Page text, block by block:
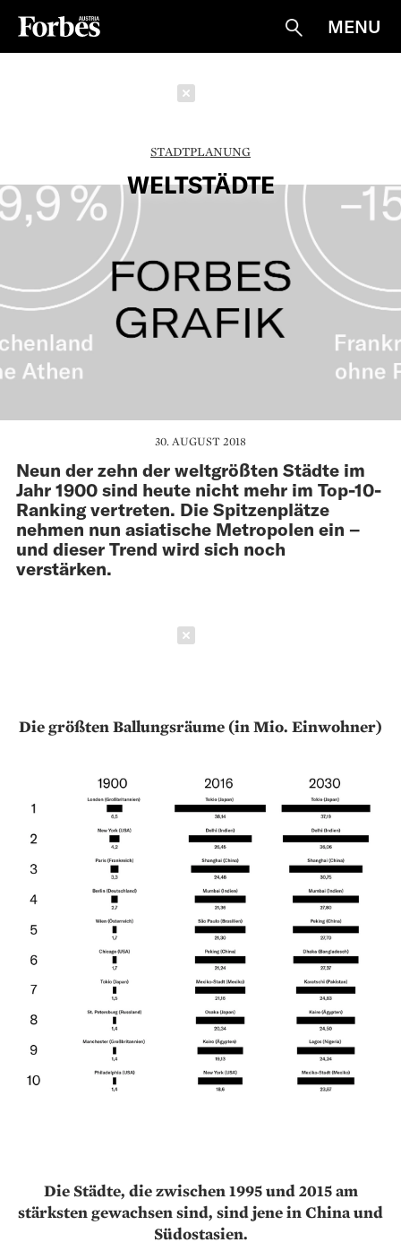
Suche
MENU
STADTPLANUNG
WELTSTÄDTE
30. AUGUST 2018
Neun der zehn der weltgrößten Städte im
Jahr 1900 sind heute nicht mehr im Top-10-
Ranking vertreten. Die Spitzenplätze
nehmen nun asiatische Metropolen ein –
und dieser Trend wird sich noch
verstärken.
Die größten Ballungsräume (in Mio. Einwohner)
Die Städte, die zwischen 1995 und 2015 am
stärksten gewachsen sind, sind jene in China und
Südostasien.